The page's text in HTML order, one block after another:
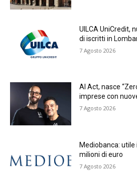
UILCA UniCredit,
di iscritti in
7 Agosto 2026
AI Act, nasce
imprese con
7 Agosto 2026
Mediobanca:
milioni di euro
7 Agosto 2026